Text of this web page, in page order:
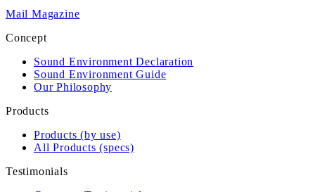
Mail Magazine
Concept
Sound Environment Declaration
Sound Environment Guide
Our Philosophy
Products
Products (by use)
All Products (specs)
Testimonials